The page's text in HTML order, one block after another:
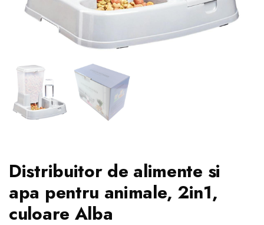
Distribuitor de alimente si
apa pentru animale, 2in1,
culoare Alba